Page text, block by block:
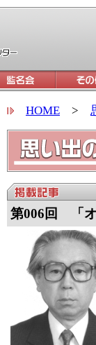
HOME >
第006回 「オ